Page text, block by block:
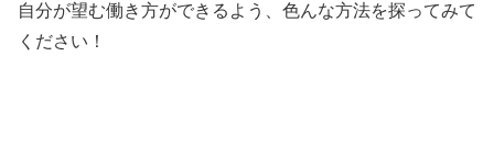
自分が望む働き方ができるよう、色んな方法を探ってみて
ください！